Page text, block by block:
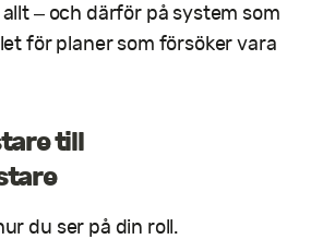
– och därför på system som
för planer som försöker vara
till
du ser på din roll.